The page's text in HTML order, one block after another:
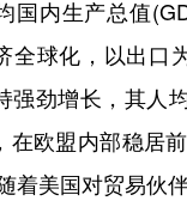
书画 健康
中央文件 金融
人居 信息化
国内生产总值
全球化，以出口
强劲增长，其人
在欧盟内部稳居
着美国对贸易伙